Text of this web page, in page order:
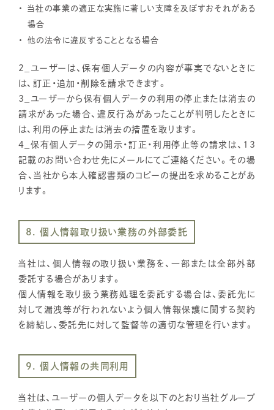
当社の事業の適正な実施に著しい支障を及ぼすおそれがある
場合
他の法令に違反することとなる場合
2_ユーザーは、保有個人データの内容が事実でないときに
は、訂正・追加・削除を請求できます。
3_ユーザーから保有個人データの利用の停止または消去の
請求があった場合、違反行為があったことが判明したときに
は、利用の停止または消去の措置を取ります。
4_保有個人データの開示・訂正・利用停止等の請求は、13
記載のお問い合わせ先にメールにてご連絡ください。その場
合、当社から本人確認書類のコピーの提出を求めることがあ
ります。
8. 個人情報取り扱い業務の外部委託
当社は、個人情報の取り扱い業務を、一部または全部外部
委託する場合があります。
個人情報を取り扱う業務処理を委託する場合は、委託先に
対して漏洩等が行われないよう個人情報保護に関する契約
を締結し、委託先に対して監督等の適切な管理を行います。
9. 個人情報の共同利用
当社は、ユーザーの個人データを以下のとおり当社グループ